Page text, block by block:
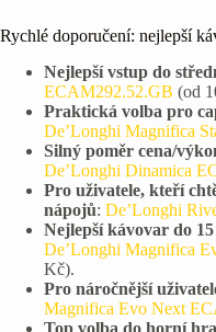
Rychlé doporučení: nejlepší
Nejlepší vstup do
ECAM292.52.GB (od
Praktická volba pro
De’Longhi Magnifica
Silný poměr cena/
De’Longhi Dinamica
Pro uživatele, kteří
nápojů: De’Longhi
Nejlepší kávovar do
De’Longhi Magnifica
Kč).
Pro náročnější
Magnifica Evo Next
Top volba do horní